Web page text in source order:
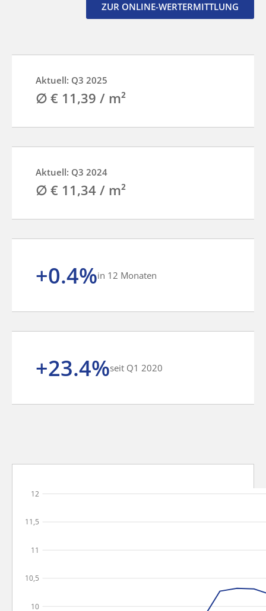
ZUR ONLINE-WERTERMITTLUNG
Aktuell: Q3 2025
∅ € 11,39 / m²
Aktuell: Q3 2024
∅ € 11,34 / m²
+0.4%in 12 Monaten
+23.4%seit Q1 2020
10
10,5
11
11,5
12